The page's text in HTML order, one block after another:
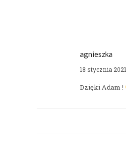
agnieszka
18 stycznia 2021
Dzięki Adam !